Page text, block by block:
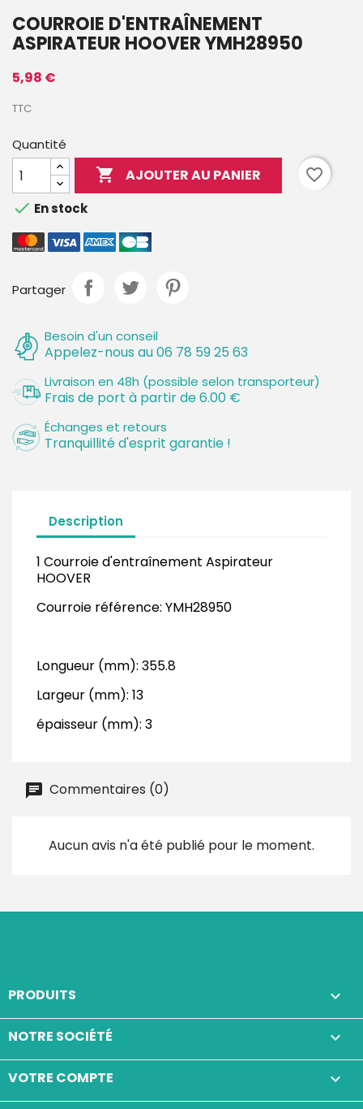
COURROIE D'ENTRAÎNEMENT
ASPIRATEUR HOOVER YMH28950
5,98 €
TTC
Quantité
 AJOUTER AU PANIER
favorite_border
 En stock
Partager
Besoin d'un conseil
Appelez-nous au 06 78 59 25 63
Livraison en 48h (possible selon transporteur)
Frais de port à partir de 6.00 €
Échanges et retours
Tranquillité d'esprit garantie !
Description
1 Courroie d'entraînement Aspirateur
HOOVER
Courroie référence: YMH28950
Longueur (mm): 355.8
Largeur (mm): 13
épaisseur (mm): 3
Commentaires (0)
Aucun avis n'a été publié pour le moment.
PRODUITS 
NOTRE SOCIÉTÉ 
VOTRE COMPTE 